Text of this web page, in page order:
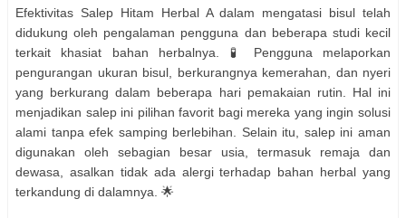
Efektivitas Salep Hitam Herbal A dalam mengatasi bisul telah
didukung oleh pengalaman pengguna dan beberapa studi kecil
terkait khasiat bahan herbalnya. 🧪 Pengguna melaporkan
pengurangan ukuran bisul, berkurangnya kemerahan, dan nyeri
yang berkurang dalam beberapa hari pemakaian rutin. Hal ini
menjadikan salep ini pilihan favorit bagi mereka yang ingin solusi
alami tanpa efek samping berlebihan. Selain itu, salep ini aman
digunakan oleh sebagian besar usia, termasuk remaja dan
dewasa, asalkan tidak ada alergi terhadap bahan herbal yang
terkandung di dalamnya. 🌟